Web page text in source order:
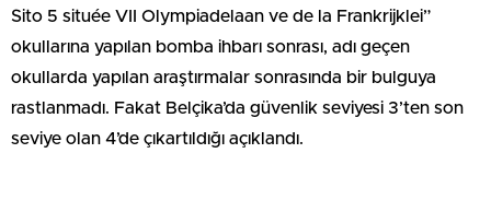
Sito 5 située VII Olympiadelaan ve de la Frankrijklei”
okullarına yapılan bomba ihbarı sonrası, adı geçen
okullarda yapılan araştırmalar sonrasında bir bulguya
rastlanmadı. Fakat Belçika’da güvenlik seviyesi 3’ten son
seviye olan 4’de çıkartıldığı açıklandı.